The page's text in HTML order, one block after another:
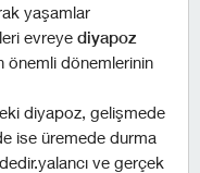
yaşamlar
evreye diyapoz
önemli dönemlerinin
diyapoz, gelişmede
ise üremede durma
ve gerçek